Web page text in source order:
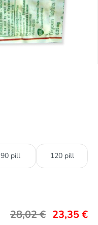
90 pill 120 pill
28,02€ 23,35€